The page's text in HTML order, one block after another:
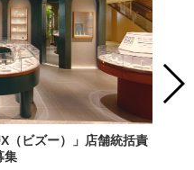
（ビズー）」店舗統括責
集